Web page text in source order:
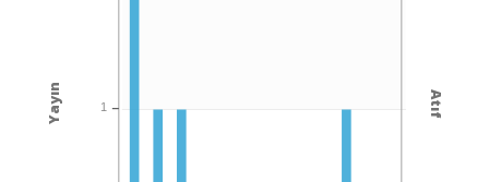
Atıf
1
Yayın